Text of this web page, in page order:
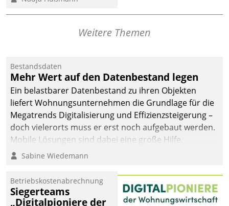
Vergabe und Verwaltung
von Aufträgen der
deutscher
Wohnungsunternehmen
– und beschleunigt damit
den Weg vom
Mieteranliegen zum
Dienstleisterauftrag.
Weitere Themen
Bestandsdaten
Mehr Wert auf den Datenbestand legen
Ein belastbarer Datenbestand zu ihren Objekten
liefert Wohnungsunternehmen die Grundlage für die
Megatrends Digitalisierung und Effizienzsteigerung –
doch vielerorts muss er erst noch aufgebaut werden.
Mobile Lösungen sind dabei eine große Hilfe.
Sabine Wiedemann
Betriebskostenabrechnung
Siegerteams
„Digitalpioniere der